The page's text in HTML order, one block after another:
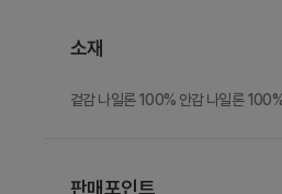
소재
겉감 나일론 100% 안감 나일론
판매포인트